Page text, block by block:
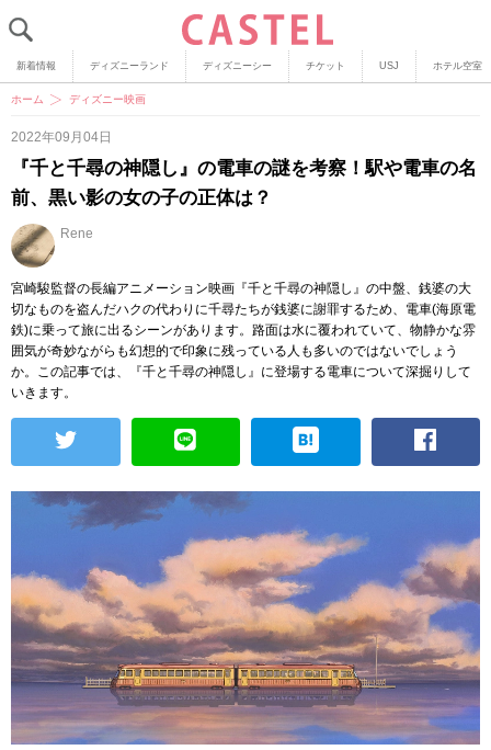
新着情報 ディズニーランド ディズニーシー チケット USJ ホテル空室
ホーム ディズニー映画
2022年09月04日
『千と千尋の神隠し』の電車の謎を考察！駅や電車の名
前、黒い影の女の子の正体は？
Rene
宮崎駿監督の長編アニメーション映画『千と千尋の神隠し』の中盤、銭婆の大
切なものを盗んだハクの代わりに千尋たちが銭婆に謝罪するため、電車(海原電
鉄)に乗って旅に出るシーンがあります。路面は水に覆われていて、物静かな雰
囲気が奇妙ながらも幻想的で印象に残っている人も多いのではないでしょう
か。この記事では、『千と千尋の神隠し』に登場する電車について深掘りして
いきます。